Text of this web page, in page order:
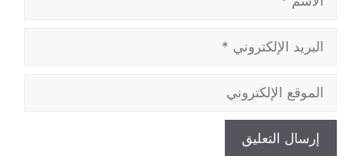
الإلكتروني
الإلكتروني